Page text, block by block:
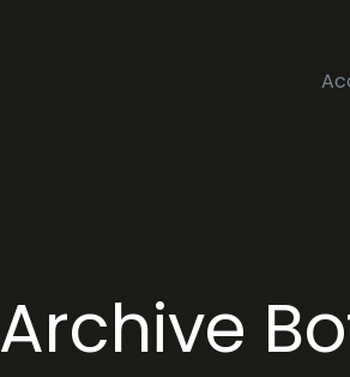
Archive